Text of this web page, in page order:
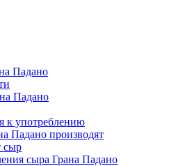
Падано
Падано
к употреблению
Падано производят
сыр
сыра Грана Падано